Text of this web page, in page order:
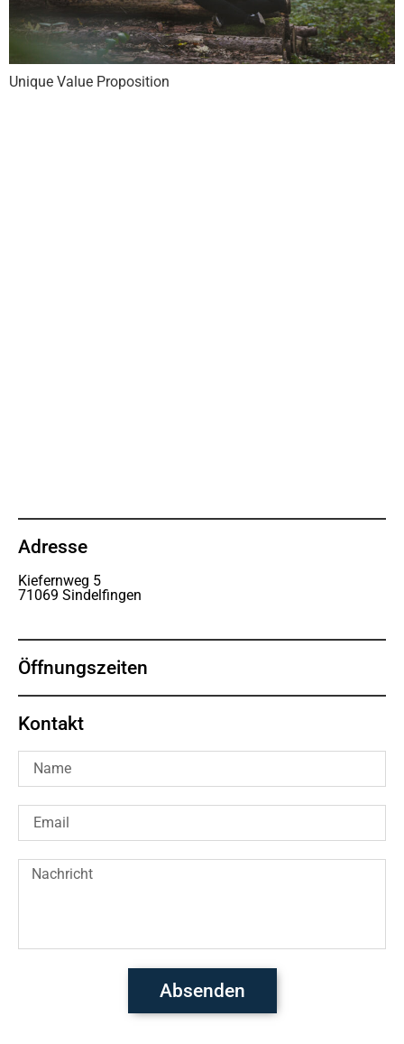
Unique Value Proposition
Adresse
Kiefernweg 5
71069 Sindelfingen
Öffnungszeiten
Kontakt
Absenden